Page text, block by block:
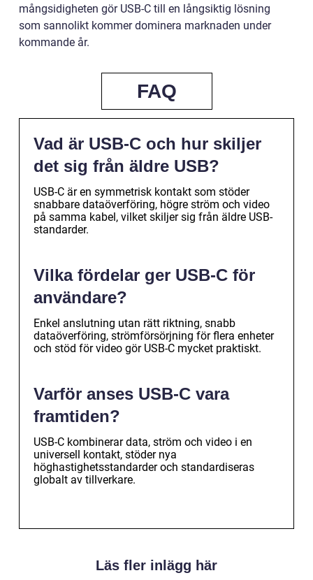
mångsidigheten gör USB-C till en långsiktig lösning
som sannolikt kommer dominera marknaden under
kommande år.
FAQ
Vad är USB-C och hur skiljer
det sig från äldre USB?
USB-C är en symmetrisk kontakt som stöder
snabbare dataöverföring, högre ström och video
på samma kabel, vilket skiljer sig från äldre USB-
standarder.
Vilka fördelar ger USB-C för
användare?
Enkel anslutning utan rätt riktning, snabb
dataöverföring, strömförsörjning för flera enheter
och stöd för video gör USB-C mycket praktiskt.
Varför anses USB-C vara
framtiden?
USB-C kombinerar data, ström och video i en
universell kontakt, stöder nya
höghastighetsstandarder och standardiseras
globalt av tillverkare.
Läs fler inlägg här